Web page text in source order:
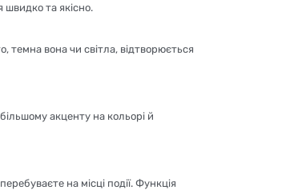
швидко та якісно.
темна вона чи світла, відтворюється
акценту на кольорі й
на місці події. Функція